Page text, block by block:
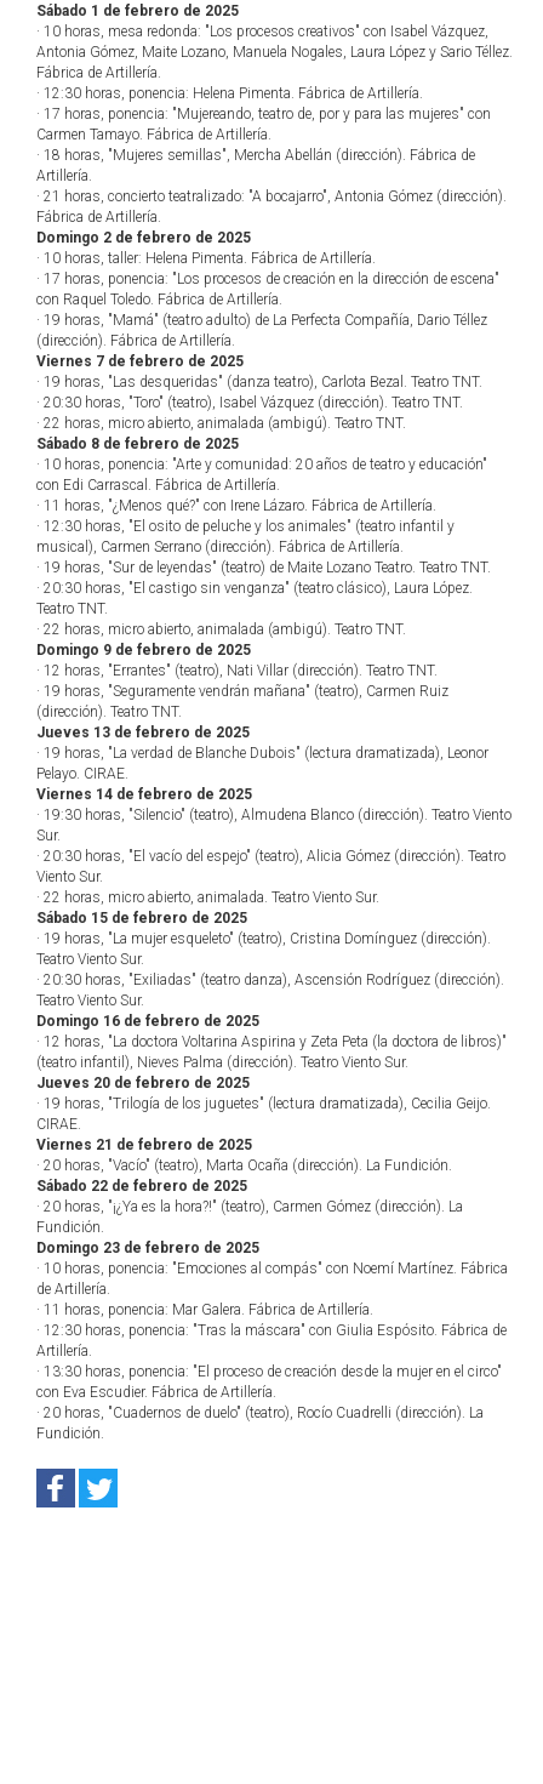
Sábado 1 de febrero de 2025
· 10 horas, mesa redonda: "Los procesos creativos" con Isabel Vázquez,
Antonia Gómez, Maite Lozano, Manuela Nogales, Laura López y Sario Téllez.
Fábrica de Artillería.
· 12:30 horas, ponencia: Helena Pimenta. Fábrica de Artillería.
· 17 horas, ponencia: "Mujereando, teatro de, por y para las mujeres" con
Carmen Tamayo. Fábrica de Artillería.
· 18 horas, "Mujeres semillas", Mercha Abellán (dirección). Fábrica de
Artillería.
· 21 horas, concierto teatralizado: "A bocajarro", Antonia Gómez (dirección).
Fábrica de Artillería.
Domingo 2 de febrero de 2025
· 10 horas, taller: Helena Pimenta. Fábrica de Artillería.
· 17 horas, ponencia: "Los procesos de creación en la dirección de escena"
con Raquel Toledo. Fábrica de Artillería.
· 19 horas, "Mamá" (teatro adulto) de La Perfecta Compañía, Dario Téllez
(dirección). Fábrica de Artillería.
Viernes 7 de febrero de 2025
· 19 horas, "Las desqueridas" (danza teatro), Carlota Bezal. Teatro TNT.
· 20:30 horas, "Toro" (teatro), Isabel Vázquez (dirección). Teatro TNT.
· 22 horas, micro abierto, animalada (ambigú). Teatro TNT.
Sábado 8 de febrero de 2025
· 10 horas, ponencia: "Arte y comunidad: 20 años de teatro y educación"
con Edi Carrascal. Fábrica de Artillería.
· 11 horas, "¿Menos qué?" con Irene Lázaro. Fábrica de Artillería.
· 12:30 horas, "El osito de peluche y los animales" (teatro infantil y
musical), Carmen Serrano (dirección). Fábrica de Artillería.
· 19 horas, "Sur de leyendas" (teatro) de Maite Lozano Teatro. Teatro TNT.
· 20:30 horas, "El castigo sin venganza" (teatro clásico), Laura López.
Teatro TNT.
· 22 horas, micro abierto, animalada (ambigú). Teatro TNT.
Domingo 9 de febrero de 2025
· 12 horas, "Errantes" (teatro), Nati Villar (dirección). Teatro TNT.
· 19 horas, "Seguramente vendrán mañana" (teatro), Carmen Ruiz
(dirección). Teatro TNT.
Jueves 13 de febrero de 2025
· 19 horas, "La verdad de Blanche Dubois" (lectura dramatizada), Leonor
Pelayo. CIRAE.
Viernes 14 de febrero de 2025
· 19:30 horas, "Silencio" (teatro), Almudena Blanco (dirección). Teatro Viento
Sur.
· 20:30 horas, "El vacío del espejo" (teatro), Alicia Gómez (dirección). Teatro
Viento Sur.
· 22 horas, micro abierto, animalada. Teatro Viento Sur.
Sábado 15 de febrero de 2025
· 19 horas, "La mujer esqueleto" (teatro), Cristina Domínguez (dirección).
Teatro Viento Sur.
· 20:30 horas, "Exiliadas" (teatro danza), Ascensión Rodríguez (dirección).
Teatro Viento Sur.
Domingo 16 de febrero de 2025
· 12 horas, "La doctora Voltarina Aspirina y Zeta Peta (la doctora de libros)"
(teatro infantil), Nieves Palma (dirección). Teatro Viento Sur.
Jueves 20 de febrero de 2025
· 19 horas, "Trilogía de los juguetes" (lectura dramatizada), Cecilia Geijo.
CIRAE.
Viernes 21 de febrero de 2025
· 20 horas, "Vacío" (teatro), Marta Ocaña (dirección). La Fundición.
Sábado 22 de febrero de 2025
· 20 horas, "¡¿Ya es la hora?!" (teatro), Carmen Gómez (dirección). La
Fundición.
Domingo 23 de febrero de 2025
· 10 horas, ponencia: "Emociones al compás" con Noemí Martínez. Fábrica
de Artillería.
· 11 horas, ponencia: Mar Galera. Fábrica de Artillería.
· 12:30 horas, ponencia: "Tras la máscara" con Giulia Espósito. Fábrica de
Artillería.
· 13:30 horas, ponencia: "El proceso de creación desde la mujer en el circo"
con Eva Escudier. Fábrica de Artillería.
· 20 horas, "Cuadernos de duelo" (teatro), Rocío Cuadrelli (dirección). La
Fundición.